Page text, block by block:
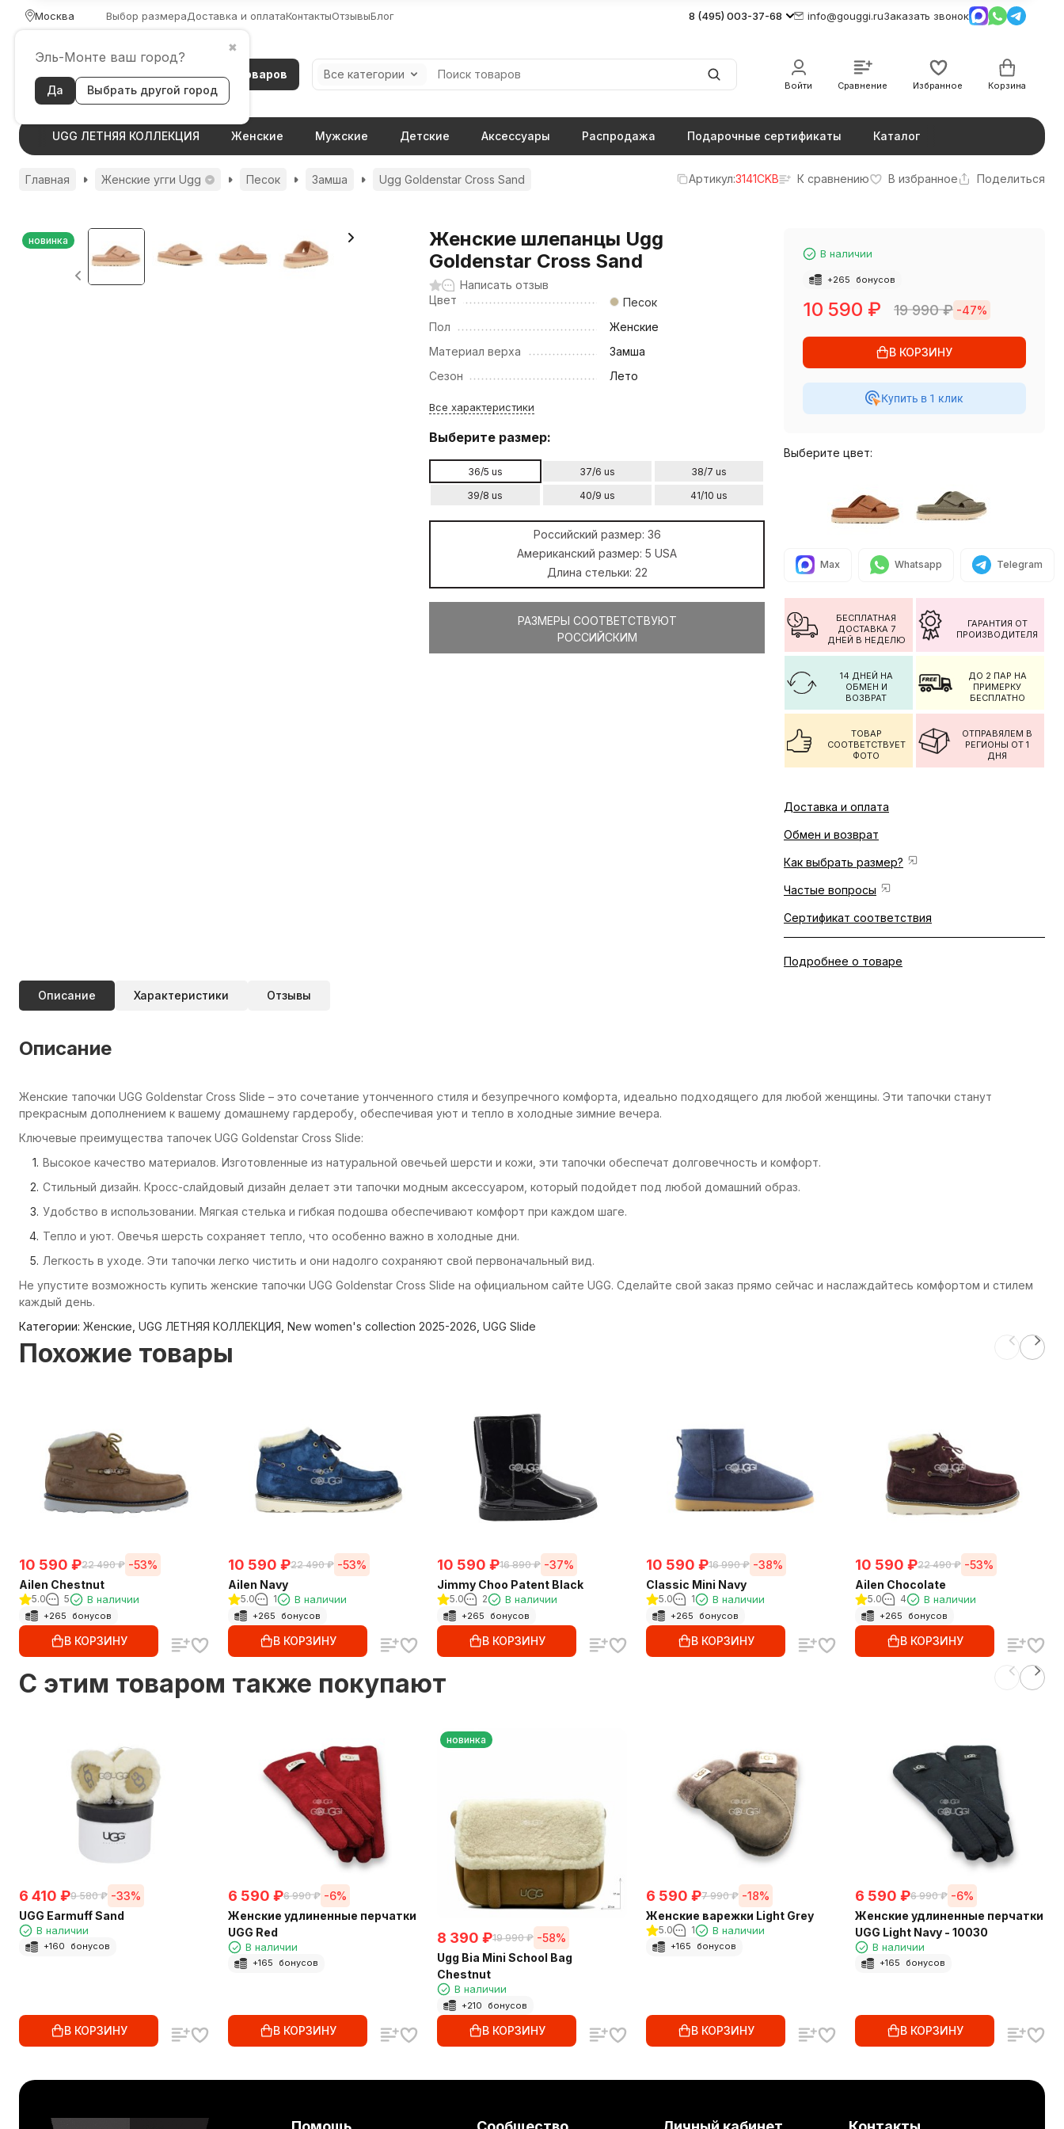
Москва
✖
Эль-Монте ваш город?
Да Выбрать другой город
Выбор размераДоставка и оплатаКонтактыОтзывыБлог 8 (495) 003-37-68 info@gouggi.ruЗаказать звонок
Каталог товаров Все категории
Войти Сравнение Избранное Корзина
UGG ЛЕТНЯЯ КОЛЛЕКЦИЯ Женские Мужские Детские Аксессуары Распродажа Подарочные сертификаты Каталог
Главная Женские угги Ugg Песок Замша Ugg Goldenstar Cross Sand Артикул:3141CKB К сравнению В избранное Поделиться
новинка
Женские шлепанцы Ugg
Goldenstar Cross Sand
Написать отзыв
Цвет
Песок
Пол
Женские
Материал верха
Замша
Сезон
Лето
Все характеристики
Выберите размер:
36/5 us 37/6 us
38/7 us
39/8 us
40/9 us 41/10 us
Российский размер: 36
Американский размер:5 USA
Длина стельки: 22
РАЗМЕРЫ СООТВЕТСТВУЮТ
РОССИЙСКИМ
В наличии
+265 бонусов
10 590 ₽ 19 990₽ -47%
В КОРЗИНУ
Купить в 1 клик
Выберите цвет:
Max Whatsapp Telegram
БЕСПЛАТНАЯ
ДОСТАВКА 7
ДНЕЙ В НЕДЕЛЮ
ГАРАНТИЯ ОТ
ПРОИЗВОДИТЕЛЯ
14 ДНЕЙ НА
ОБМЕН И
ВОЗВРАТ
ДО 2 ПАР НА
ПРИМЕРКУ
БЕСПЛАТНО
ТОВАР
СООТВЕТСТВУЕТ
ФОТО
ОТПРАВЯЛЕМ В
РЕГИОНЫ ОТ 1
ДНЯ
Доставка и оплата
Обмен и возврат
Как выбрать размер?
Частые вопросы
Сертификат соответствия
Подробнее о товаре
Описание Характеристики Отзывы
Описание
Женские тапочки UGG Goldenstar Cross Slide – это сочетание утонченного стиля и безупречного комфорта, идеально подходящего для любой женщины. Эти тапочки станут
прекрасным дополнением к вашему домашнему гардеробу, обеспечивая уют и тепло в холодные зимние вечера.
Ключевые преимущества тапочек UGG Goldenstar Cross Slide:
Высокое качество материалов. Изготовленные из натуральной овечьей шерсти и кожи, эти тапочки обеспечат долговечность и комфорт.
Стильный дизайн. Кросс-слайдовый дизайн делает эти тапочки модным аксессуаром, который подойдет под любой домашний образ.
Удобство в использовании. Мягкая стелька и гибкая подошва обеспечивают комфорт при каждом шаге.
Тепло и уют. Овечья шерсть сохраняет тепло, что особенно важно в холодные дни.
Легкость в уходе. Эти тапочки легко чистить и они надолго сохраняют свой первоначальный вид.
Не упустите возможность купить женские тапочки UGG Goldenstar Cross Slide на официальном сайте UGG. Сделайте свой заказ прямо сейчас и наслаждайтесь комфортом и стилем
каждый день.
Категории: Женские UGG ЛЕТНЯЯ КОЛЛЕКЦИЯ New women's collection 2025-2026 UGG Slide
Похожие товары
10 590 ₽22 490 ₽ -53%
Ailen Chestnut
5.0 5 В наличии
+265 бонусов
В КОРЗИНУ
10 590 ₽22 490 ₽ -53%
Ailen Navy
5.0 1 В наличии
+265 бонусов
В КОРЗИНУ
10 590 ₽16 890 ₽ -37%
Jimmy Choo Patent Black
5.0 2 В наличии
+265 бонусов
В КОРЗИНУ
10 590 ₽16 990 ₽ -38%
Classic Mini Navy
5.0 1 В наличии
+265 бонусов
В КОРЗИНУ
10 590 ₽22 490 ₽ -53%
Ailen Chocolate
5.0 4 В наличии
+265 бонусов
В КОРЗИНУ
C этим товаром также покупают
6 410 ₽9 580 ₽ -33%
UGG Earmuff Sand
В наличии
+160 бонусов
В КОРЗИНУ
6 590 ₽6 990 ₽ -6%
Женские удлиненные перчатки
UGG Red
В наличии
+165 бонусов
В КОРЗИНУ
новинка
8 390 ₽19 990 ₽ -58%
Ugg Bia Mini School Bag
Chestnut
В наличии
+210 бонусов
В КОРЗИНУ
6 590 ₽7 990 ₽ -18%
Женские варежки Light Grey
5.0 1 В наличии
+165 бонусов
В КОРЗИНУ
6 590 ₽6 990 ₽ -6%
Женские удлиненные перчатки
UGG Light Navy - 10030
В наличии
+165 бонусов
В КОРЗИНУ